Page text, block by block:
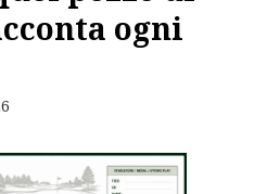
ogni